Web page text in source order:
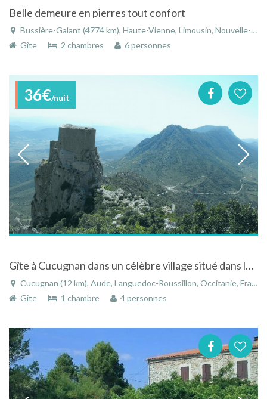
Belle demeure en pierres tout confort
Bussière-Galant (4774 km), Haute-Vienne, Limousin, Nouvelle-Aquitaine, France
Gîte
2 chambres 6 personnes
36€/nuit
Gîte à Cucugnan dans un célèbre village situé dans les Hautes Corbières
Cucugnan (12 km), Aude, Languedoc-Roussillon, Occitanie, France
Gîte
1 chambre 4 personnes